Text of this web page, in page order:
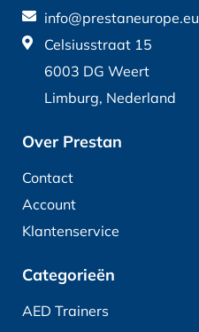
info@prestaneurope.eu
Celsiusstraat 15
6003 DG Weert
Limburg, Nederland
Over Prestan
Contact
Account
Klantenservice
Categorieën
AED Trainers